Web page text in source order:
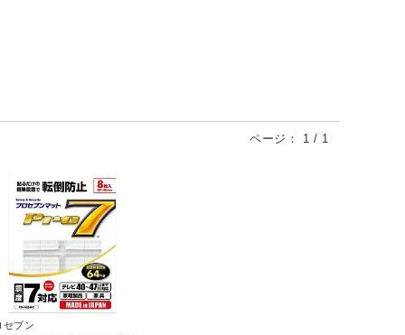
ページ： 1 / 1
セブン